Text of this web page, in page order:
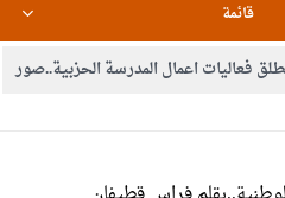
قائمة
فعاليات اعمال المدرسة الحزبية..صور
البكالوريوس في الحقوق والقانون